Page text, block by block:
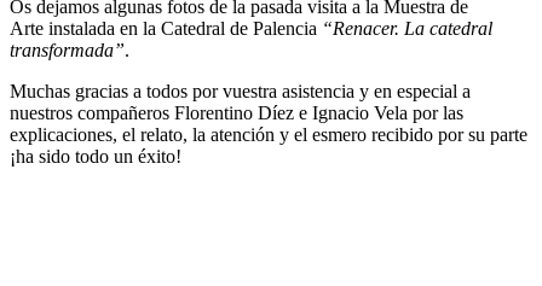
Os dejamos algunas fotos de la pasada visita a la Muestra de
Arte instalada en la Catedral de Palencia “Renacer. La catedral
transformada”.
Muchas gracias a todos por vuestra asistencia y en especial a
nuestros compañeros Florentino Díez e Ignacio Vela por las
explicaciones, el relato, la atención y el esmero recibido por su parte
¡ha sido todo un éxito!